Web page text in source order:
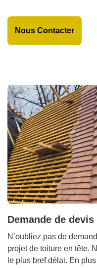
Nous Contacter
Demande de
N’oubliez pas de
projet de toiture en tête.
le plus bref délai. En